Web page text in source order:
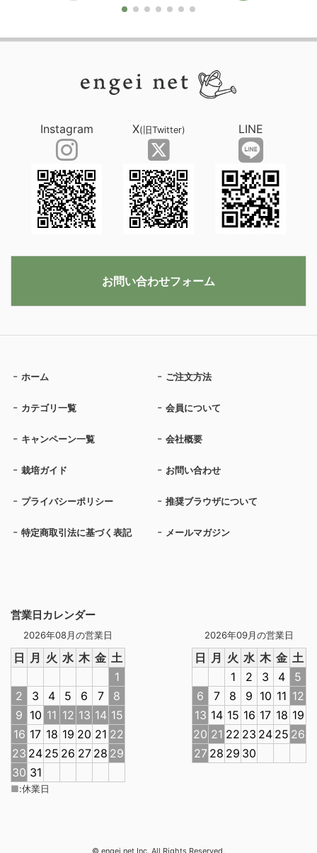
営業日カレンダー
2026年08月の営業日
日 月 火 水 木 金 土
1
2
3 4 5 6 7
8
9 10 11 12 13 14 15
16 17 18 19 20 21 22
23 24 25 26 27 28 29
30 31
2026年09月の営業日
日 月 火 水 木 金 土
1
2 3 4
5
6
7 8 9 10 11 12
13 14 15 16 17 18 19
20 21 22 23 24 25 26
27 28 29 30
■:休業日
ホーム ご注文方法
カテゴリ一覧 会員について
キャンペーン一覧 会社概要
栽培ガイド お問い合わせ
プライバシーポリシー 推奨ブラウザについて
特定商取引法に基づく表記 メールマガジン
Instagram X(旧Twitter) LINE
お問い合わせフォーム
© engei net Inc. All Rights Reserved.